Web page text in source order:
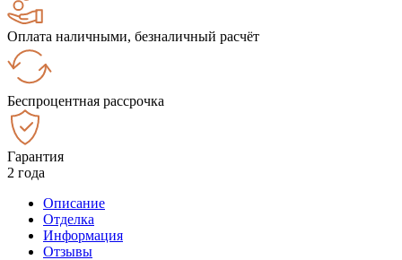
Оплата наличными, безналичный расчёт
Беспроцентная рассрочка
Гарантия
2 года
Описание
Отделка
Информация
Отзывы